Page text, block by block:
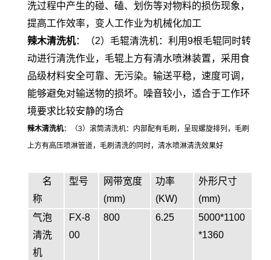
洗过程中产生的碰、磕、划伤等对物料的损伤现象，
提高工作效率，变人工作业为机械化加工
辣木清洗机：（2）毛辊清洗机：利用9根毛辊同时转
动进行清洗作业，毛辊上方有清水喷淋装置，采用食
品级材料安全可靠、无污染。输送平稳，速度可调，
能够避免对输送物的损坏。噪音较小，适合于工作环
境要求比较安静的场合
辣木清洗机：（3）滚筒清洗机：内部配有毛刷，呈现螺旋排列，毛刷
上方有高压喷淋管道，毛刷清洗的同时，清水喷淋清洗效果好
名
称
型号
网带宽度
(mm)
功率
(KW)
外形尺寸
(mm)
气泡
清洗
机
FX-8
00
800 6.25
5000*1100
*1360